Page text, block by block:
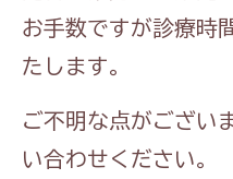
お手数ですが診療時
たします。
ご不明な点がござい
い合わせください。